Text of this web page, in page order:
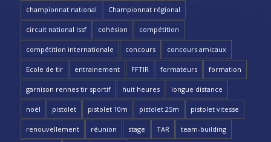
championnat national Championnat régional
circuit national issf cohésion compétition
compétition internationale concours concours amicaux
Ecole de tir entrainement FFTIR formateurs formation
garnison rennes tir sportif huit heures longue distance
noël pistolet pistolet 10m pistolet 25m pistolet vitesse
renouvellement réunion stage TAR team-building